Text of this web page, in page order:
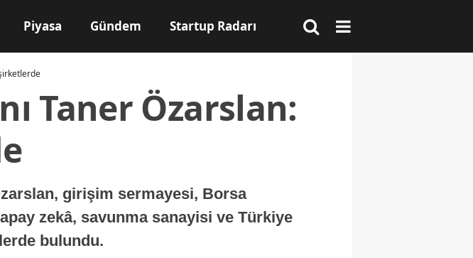
Piyasa Gündem Startup Radarı
Taner Özarslan:
girişim sermayesi, Borsa
zekâ, savunma sanayisi ve Türkiye
bulundu.